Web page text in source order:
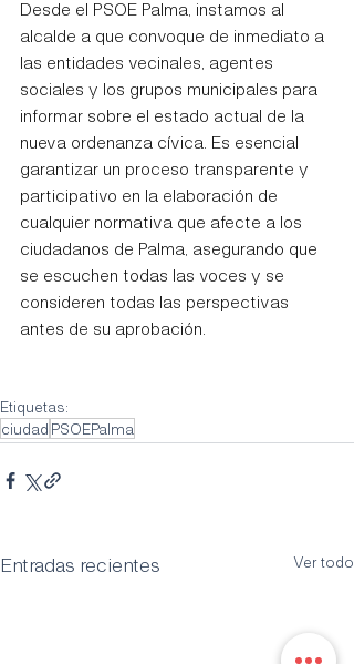
Desde el PSOE Palma, instamos al
alcalde a que convoque de inmediato a
las entidades vecinales, agentes
sociales y los grupos municipales para
informar sobre el estado actual de la
nueva ordenanza cívica. Es esencial
garantizar un proceso transparente y
participativo en la elaboración de
cualquier normativa que afecte a los
ciudadanos de Palma, asegurando que
se escuchen todas las voces y se
consideren todas las perspectivas
antes de su aprobación.
Etiquetas:
ciudad PSOEPalma
Entradas recientes Ver todo